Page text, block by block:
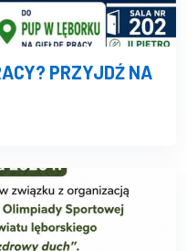
PRZYJDŹ NA